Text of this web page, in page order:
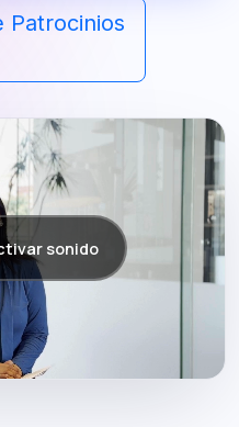
Patrocinios
sonido